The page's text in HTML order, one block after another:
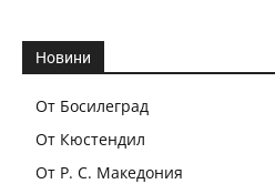
Новини
От Босилеград
От Кюстендил
От Р. С. Македония